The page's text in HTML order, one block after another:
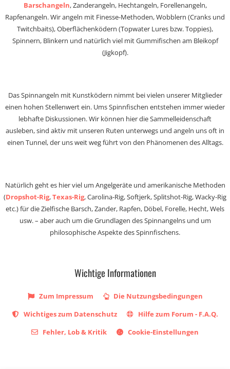
Barschangeln, Zanderangeln, Hechtangeln, Forellenangeln,
Rapfenangeln. Wir angeln mit Finesse-Methoden, Wobblern (Cranks und
Twitchbaits), Oberflächenködern (Topwater Lures bzw. Toppies),
Spinnern, Blinkern und natürlich viel mit Gummifischen am Bleikopf
(Jigkopf).
Das Spinnangeln mit Kunstködern nimmt bei vielen unserer Mitglieder
einen hohen Stellenwert ein. Ums Spinnfischen entstehen immer wieder
lebhafte Diskussionen. Wir können hier die Sammelleidenschaft
ausleben, sind aktiv mit unseren Ruten unterwegs und angeln uns oft in
einen Tunnel, der uns weit weg führt von den Phänomenen des Alltags.
Natürlich geht es hier viel um Angelgeräte und amerikanische Methoden
(Dropshot-Rig,Texas-Rig, Carolina-Rig, Softjerk, Splitshot-Rig, Wacky-Rig
etc.) für die Zielfische Barsch, Zander, Rapfen, Döbel, Forelle, Hecht, Wels
usw. – aber auch um die Grundlagen des Spinnangelns und um
philosophische Aspekte des Spinnfischens.
Wichtige Informationen
Zum Impressum
Die Nutzungsbedingungen
Wichtiges zum Datenschutz
Hilfe zum Forum - F.A.Q.
Fehler, Lob & Kritik
Cookie-Einstellungen